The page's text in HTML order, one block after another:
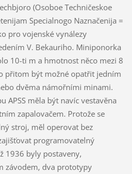
(Osoboe Techničeskoe
Specialnogo Naznačenija =
pro vojenské vynálezy
V. Bekauriho. Miniponorka
10-ti m a hmotnost něco mezi 8
přitom být možné opatřit jedním
dvěma námořními minami.
APSS měla být navíc vestavěna
zapalovačem. Protože se
stroj, měl operovat bez
programovatelný
1936 byly postaveny,
závodem, dva prototypy